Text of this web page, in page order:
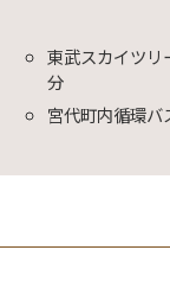
東武スカイツリ
分
宮代町内循環